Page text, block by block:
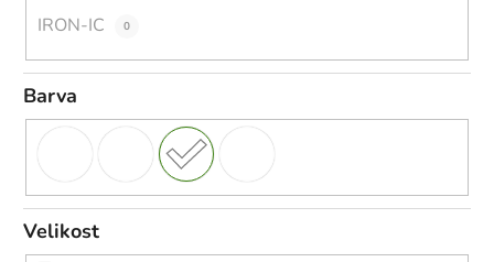
IRON-IC 0
Barva
Velikost